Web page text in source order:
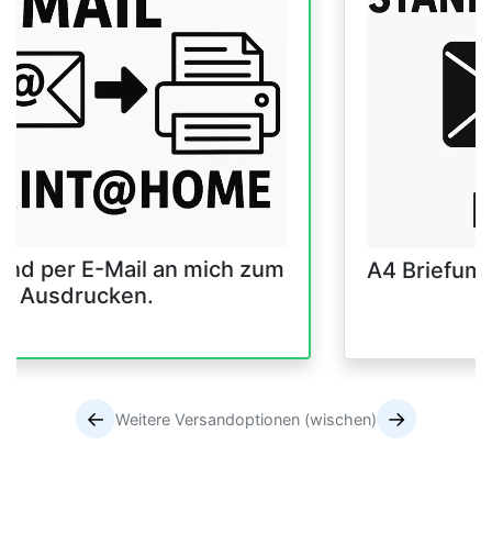
per E-Mail an mich zum
Ausdrucken.
A4
← Weitere Versandoptionen (wischen) →